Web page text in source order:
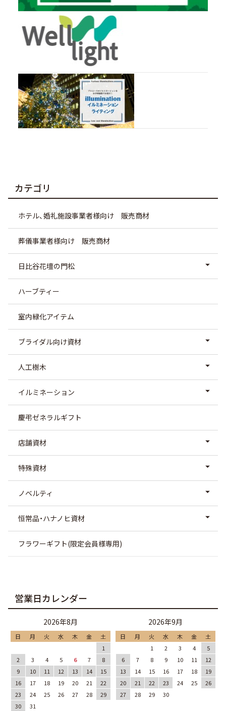
カテゴリ
ホテル、婚礼施設事業者様向け 販売商材
葬儀事業者様向け 販売商材
日比谷花壇の門松
ハーブティー
室内緑化アイテム
ブライダル向け資材
人工樹木
イルミネーション
慶弔ゼネラルギフト
店舗資材
特殊資材
ノベルティ
恒常品・ハナノヒ資材
フラワーギフト(限定会員様専用)
営業日カレンダー
2026年8月
日 月 火 水 木 金
土
1
2
3 4 5 6 7
8
9
10 11 12 13 14
15
16
17 18 19 20 21
22
23
24 25 26 27 28
29
30
31
2026年9月
日 月 火 水 木 金
土
1
2 3 4
5
6
7 8 9 10 11
12
13
14 15 16 17 18
19
20
21 22 23 24 25
26
27
28 29 30